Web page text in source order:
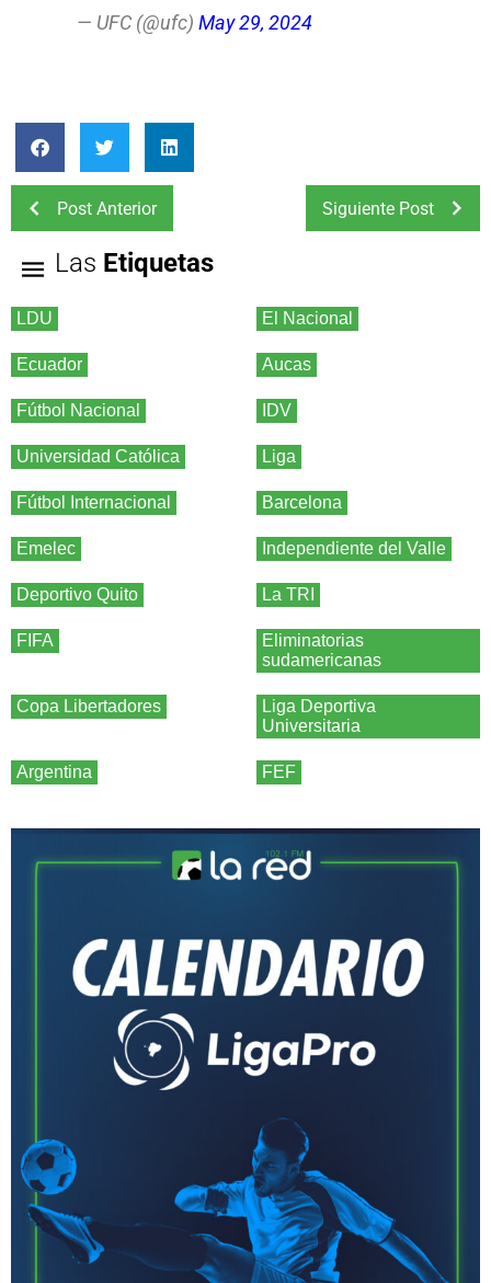
— UFC (@ufc) May 29, 2024
Post Anterior Siguiente Post
Las Etiquetas
LDU El Nacional
Ecuador Aucas
Fútbol Nacional IDV
Universidad Católica Liga
Fútbol Internacional Barcelona
Emelec Independiente del Valle
Deportivo Quito La TRI
FIFA
Eliminatorias
sudamericanas
Copa Libertadores
Liga Deportiva
Universitaria
Argentina FEF